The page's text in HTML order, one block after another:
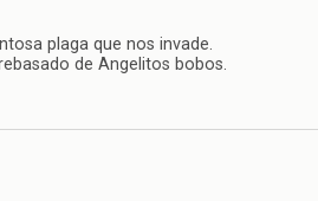
plaga que nos invade.
de Angelitos bobos.